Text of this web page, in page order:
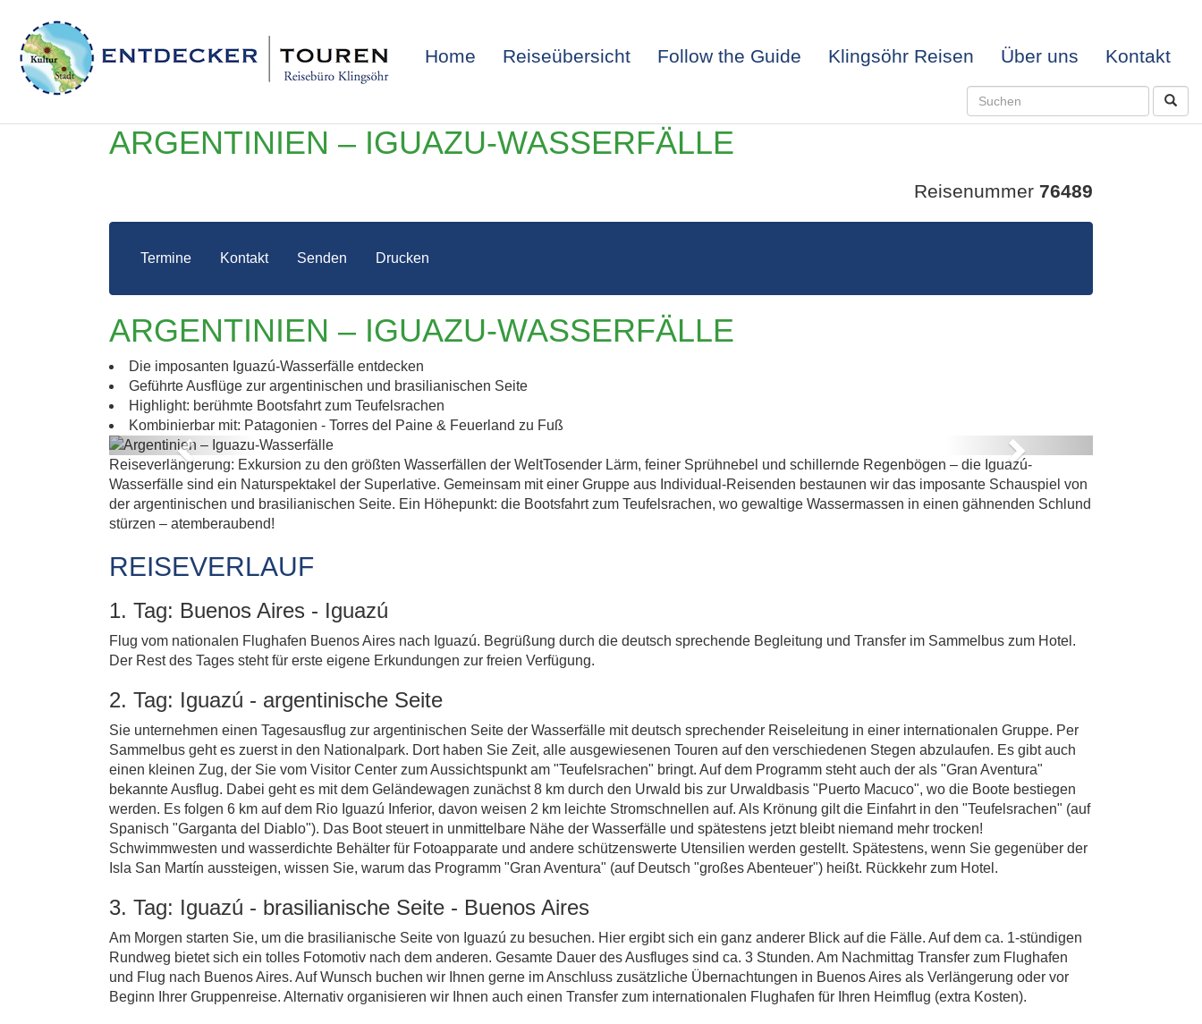
Home Reiseübersicht Follow the Guide Klingsöhr Reisen Über uns Kontakt
ARGENTINIEN – IGUAZU-
WASSERFÄLLE
ARGENTINIEN – IGUAZU-WASSERFÄLLE
Reisenummer 76489
Termine Kontakt Senden Drucken
ARGENTINIEN – IGUAZU-WASSERFÄLLE
Die imposanten Iguazú-Wasserfälle entdecken
Geführte Ausflüge zur argentinischen und brasilianischen Seite
Highlight: berühmte Bootsfahrt zum Teufelsrachen
Kombinierbar mit: Patagonien - Torres del Paine & Feuerland zu Fuß
Argentinien – Iguazu-Wasserfälle
Previous Next
Reiseverlängerung: Exkursion zu den größten Wasserfällen der WeltTosender Lärm, feiner Sprühnebel und schillernde Regenbögen – die Iguazú-
Wasserfälle sind ein Naturspektakel der Superlative. Gemeinsam mit einer Gruppe aus Individual-Reisenden bestaunen wir das imposante Schauspiel von
der argentinischen und brasilianischen Seite. Ein Höhepunkt: die Bootsfahrt zum Teufelsrachen, wo gewaltige Wassermassen in einen gähnenden Schlund
stürzen – atemberaubend!
REISEVERLAUF
1. Tag: Buenos Aires - Iguazú
Flug vom nationalen Flughafen Buenos Aires nach Iguazú. Begrüßung durch die deutsch sprechende Begleitung und Transfer im Sammelbus zum Hotel.
Der Rest des Tages steht für erste eigene Erkundungen zur freien Verfügung.
2. Tag: Iguazú - argentinische Seite
Sie unternehmen einen Tagesausflug zur argentinischen Seite der Wasserfälle mit deutsch sprechender Reiseleitung in einer internationalen Gruppe. Per
Sammelbus geht es zuerst in den Nationalpark. Dort haben Sie Zeit, alle ausgewiesenen Touren auf den verschiedenen Stegen abzulaufen. Es gibt auch
einen kleinen Zug, der Sie vom Visitor Center zum Aussichtspunkt am "Teufelsrachen" bringt. Auf dem Programm steht auch der als "Gran Aventura"
bekannte Ausflug. Dabei geht es mit dem Geländewagen zunächst 8 km durch den Urwald bis zur Urwaldbasis "Puerto Macuco", wo die Boote bestiegen
werden. Es folgen 6 km auf dem Rio Iguazú Inferior, davon weisen 2 km leichte Stromschnellen auf. Als Krönung gilt die Einfahrt in den "Teufelsrachen" (auf
Spanisch "Garganta del Diablo"). Das Boot steuert in unmittelbare Nähe der Wasserfälle und spätestens jetzt bleibt niemand mehr trocken!
Schwimmwesten und wasserdichte Behälter für Fotoapparate und andere schützenswerte Utensilien werden gestellt. Spätestens, wenn Sie gegenüber der
Isla San Martín aussteigen, wissen Sie, warum das Programm "Gran Aventura" (auf Deutsch "großes Abenteuer") heißt. Rückkehr zum Hotel.
3. Tag: Iguazú - brasilianische Seite - Buenos Aires
Am Morgen starten Sie, um die brasilianische Seite von Iguazú zu besuchen. Hier ergibt sich ein ganz anderer Blick auf die Fälle. Auf dem ca. 1-stündigen
Rundweg bietet sich ein tolles Fotomotiv nach dem anderen. Gesamte Dauer des Ausfluges sind ca. 3 Stunden. Am Nachmittag Transfer zum Flughafen
und Flug nach Buenos Aires. Auf Wunsch buchen wir Ihnen gerne im Anschluss zusätzliche Übernachtungen in Buenos Aires als Verlängerung oder vor
Beginn Ihrer Gruppenreise. Alternativ organisieren wir Ihnen auch einen Transfer zum internationalen Flughafen für Ihren Heimflug (extra Kosten).